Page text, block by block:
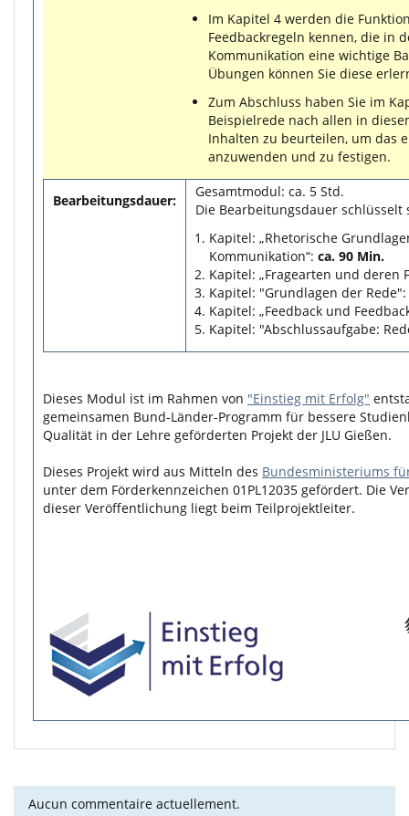
Im Kapitel 4 werden die
Feedbackregeln kennen, die in
Kommunikation eine wichtige
Übungen können Sie diese
Zum Abschluss haben Sie im
Beispielrede nach allen in
Inhalten zu beurteilen, um das
anzuwenden und zu festigen.
Bearbeitungsdauer:
Gesamtmodul: ca. 5 Std.
Die Bearbeitungsdauer schlüsselt
Kapitel: „Rhetorische
Kommunikation“: ca. 90 Min.
Kapitel: „Fragearten und deren
Kapitel: "Grundlagen der Rede":
Kapitel: „Feedback und
Kapitel: "Abschlussaufgabe:
Dieses Modul ist im Rahmen von "Einstieg mit Erfolg"
gemeinsamen Bund-Länder-Programm für bessere
Qualität in der Lehre geförderten Projekt der JLU Gießen.
Dieses Projekt wird aus Mitteln des Bundesministeriums
unter dem Förderkennzeichen 01PL12035 gefördert. Die
dieser Veröffentlichung liegt beim Teilprojektleiter.
Aucun commentaire actuellement.